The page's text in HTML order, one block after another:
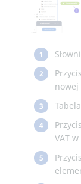
1
2
nowej
3
4
VAT
5